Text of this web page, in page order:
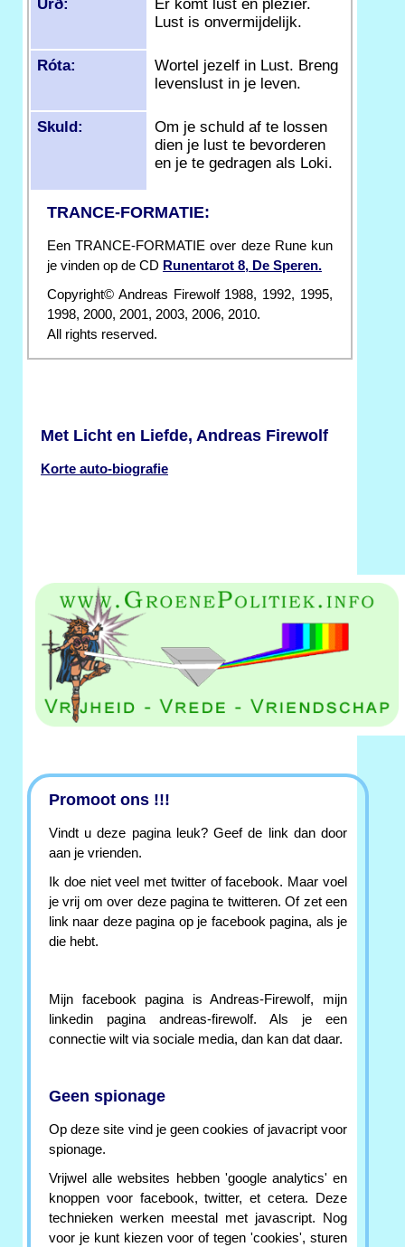
Urð:
Er komt lust en plezier.
Lust is onvermijdelijk.
Róta:
Wortel jezelf in Lust. Breng
levenslust in je leven.
Skuld:
Om je schuld af te lossen
dien je lust te bevorderen
en je te gedragen als Loki.
TRANCE-FORMATIE:
Een TRANCE-FORMATIE over deze Rune kun
je vinden op de CD Runentarot 8, De Speren.
Copyright© Andreas Firewolf 1988, 1992, 1995,
1998, 2000, 2001, 2003, 2006, 2010.
All rights reserved.
Met Licht en Liefde, Andreas Firewolf
Korte auto-biografie
Promoot ons !!!
Vindt u deze pagina leuk? Geef de link dan door
aan je vrienden.
Ik doe niet veel met twitter of facebook. Maar voel
je vrij om over deze pagina te twitteren. Of zet een
link naar deze pagina op je facebook pagina, als je
die hebt.
Mijn facebook pagina is Andreas-Firewolf, mijn
linkedin pagina andreas-firewolf. Als je een
connectie wilt via sociale media, dan kan dat daar.
Geen spionage
Op deze site vind je geen cookies of javacript voor
spionage.
Vrijwel alle websites hebben 'google analytics' en
knoppen voor facebook, twitter, et cetera. Deze
technieken werken meestal met javascript. Nog
voor je kunt kiezen voor of tegen 'cookies', sturen